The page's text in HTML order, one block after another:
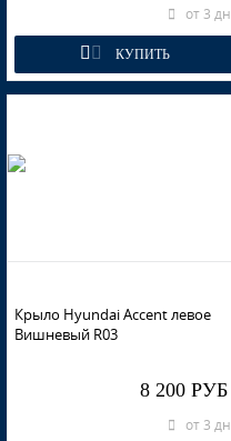
от 3 дн.
КУПИТЬ
Крыло Hyundai Accent левое
Вишневый R03
8 200 РУБ
от 3 дн.